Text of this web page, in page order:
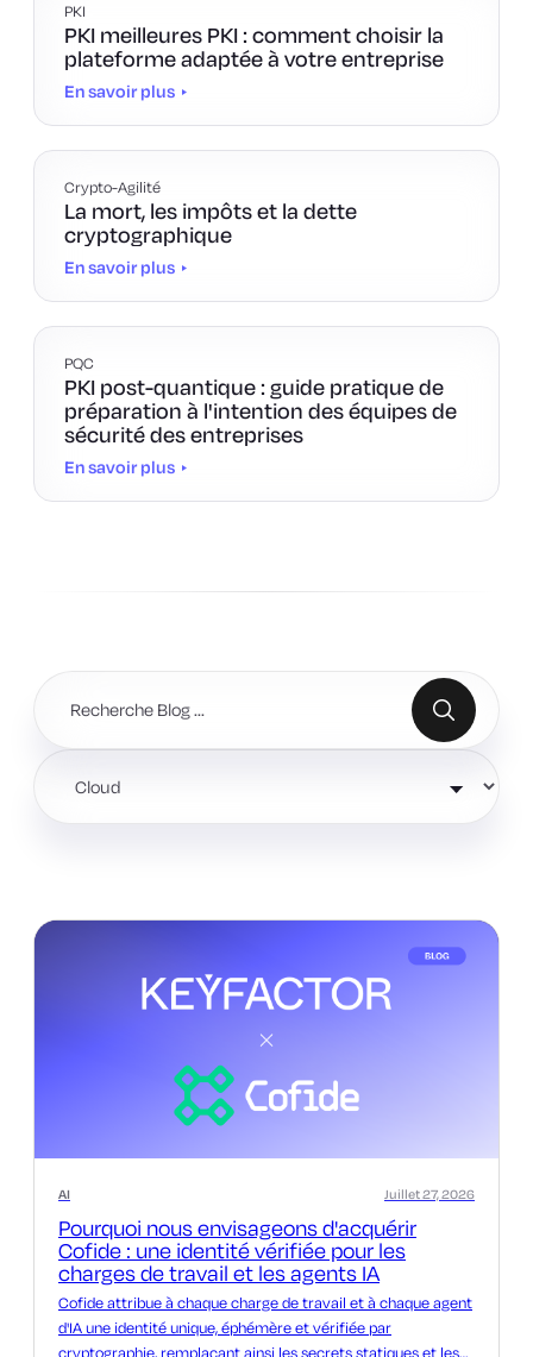
PKI
PKI meilleures PKI : comment choisir la
plateforme adaptée à votre entreprise
En savoir plus
Crypto-Agilité
La mort, les impôts et la dette
cryptographique
En savoir plus
PQC
PKI post-quantique : guide pratique de
préparation à l'intention des équipes de
sécurité des entreprises
En savoir plus
AI
Pourquoi nous envisageons d'acquérir
Cofide : une identité vérifiée pour les
charges de travail et les agents IA
Juillet 27, 2026
Cofide attribue à chaque charge de travail et à chaque agent
d'IA une identité unique, éphémère et vérifiée par
cryptographie, remplaçant ainsi les secrets statiques et les